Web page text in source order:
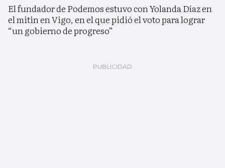
El fundador de Podemos estuvo con Yolanda Díaz en
el mitin en Vigo, en el que pidió el voto para lograr
“un gobierno de progreso”